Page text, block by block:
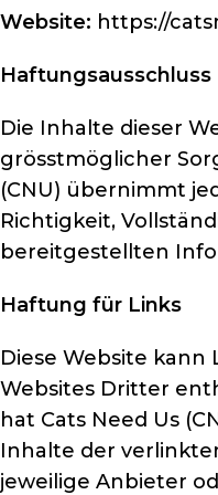
Website: https://
Haftungsausschluss
Die Inhalte dieser
grösstmöglicher
(CNU) übernimmt
Richtigkeit,
bereitgestellten
Haftung für Links
Diese Website kann
Websites Dritter
hat Cats Need Us
Inhalte der
jeweilige Anbieter